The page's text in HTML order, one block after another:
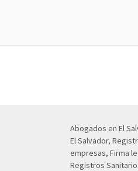
Abogados en El
El Salvador,
empresas, Firma
Registros